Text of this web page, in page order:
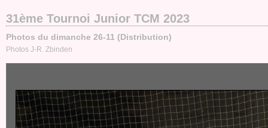
31ème Tournoi Junior TCM 2023
Photos du dimanche 26-11 (Distribution)
Photos J-R. Zbinden